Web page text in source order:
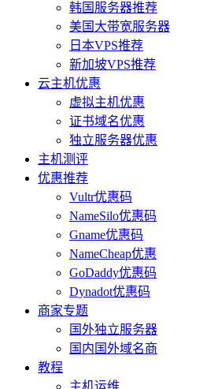
韩国服务器推荐
美国大带宽服务器
日本VPS推荐
新加坡VPS推荐
云主机优惠
虚拟主机优惠
证书域名优惠
独立服务器优惠
主机测评
优惠推荐
Vultr优惠码
NameSilo优惠码
Gname优惠码
NameCheap优惠
GoDaddy优惠码
Dynadot优惠码
商家专题
国外独立服务器
国内国外域名商
教程
主机运维